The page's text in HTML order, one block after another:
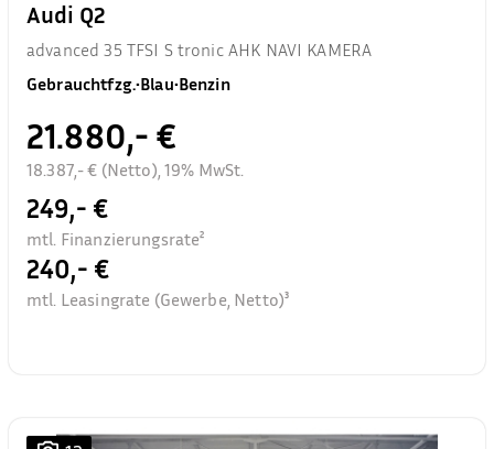
Audi Q2
advanced 35 TFSI S tronic AHK NAVI KAMERA
Gebrauchtfzg.•Blau•Benzin
21.880,- €
18.387,- € (Netto), 19% MwSt.
249,- €
mtl. Finanzierungsrate²
240,- €
mtl. Leasingrate (Gewerbe, Netto)³